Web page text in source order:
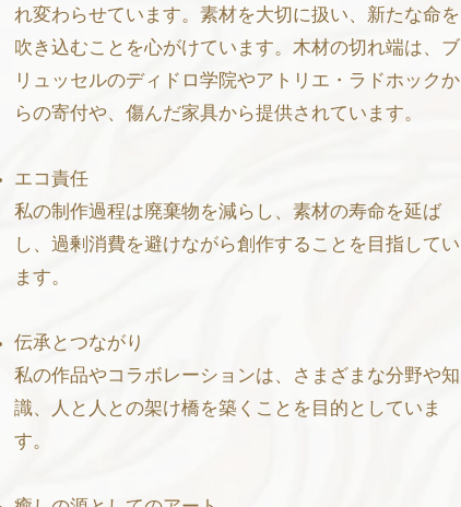
れ変わらせています。素材を大切に扱い、新たな命を
吹き込むことを心がけています。木材の切れ端は、ブ
リュッセルのディドロ学院やアトリエ・ラドホックか
らの寄付や、傷んだ家具から提供されています。
エコ責任
私の制作過程は廃棄物を減らし、素材の寿命を延ば
し、過剰消費を避けながら創作することを目指してい
ます。
伝承とつながり
私の作品やコラボレーションは、さまざまな分野や知
識、人と人との架け橋を築くことを目的としていま
す。